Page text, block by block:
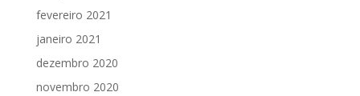
fevereiro 2021
janeiro 2021
dezembro 2020
novembro 2020